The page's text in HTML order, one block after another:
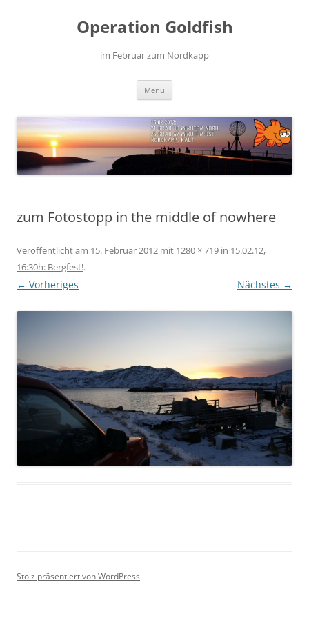
Operation Goldfish
im Februar zum Nordkapp
Menü
zum Fotostopp in the middle of nowhere
Veröffentlicht am 15. Februar 2012 mit 1280 × 719 in 15.02.12,
16:30h: Bergfest!.
← Vorheriges Nächstes →
Stolz präsentiert von WordPress